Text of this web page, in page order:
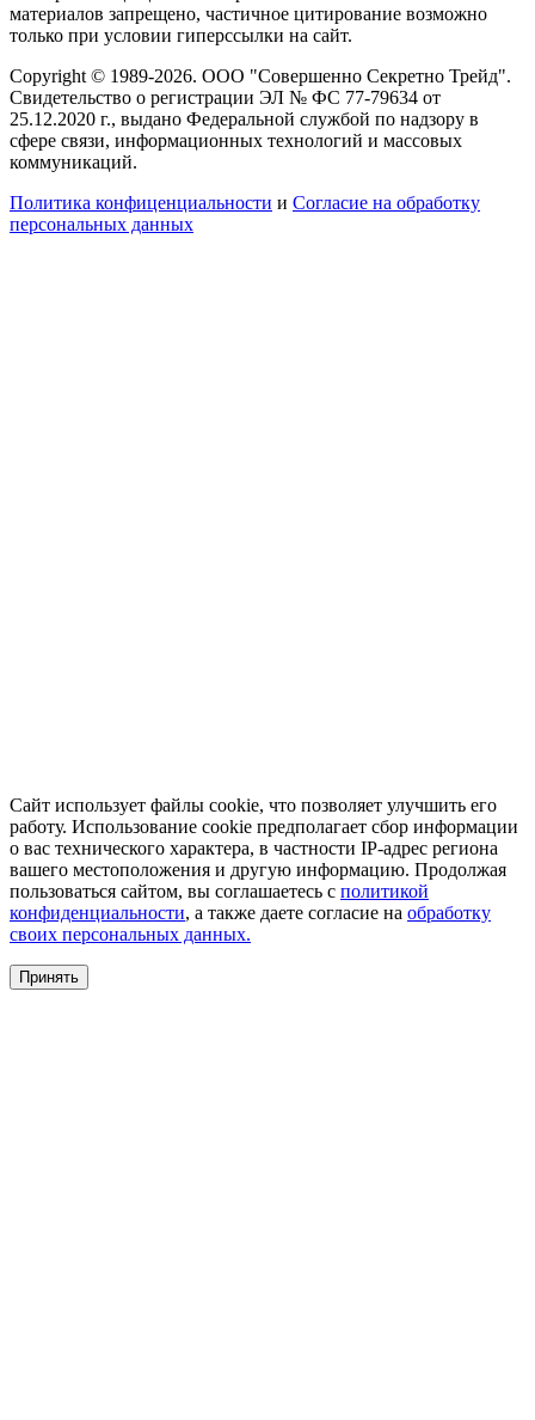
материалов запрещено, частичное цитирование возможно
только при условии гиперссылки на сайт.
Copyright © 1989-2026. ООО "Совершенно Секретно Трейд".
Свидетельство о регистрации ЭЛ № ФС 77-79634 от
25.12.2020 г., выдано Федеральной службой по надзору в
сфере связи, информационных технологий и массовых
коммуникаций.
Политика конфиценциальности и Согласие на обработку
персональных данных
Сайт использует файлы cookie, что позволяет улучшить его
работу. Использование cookie предполагает сбор информации
о вас технического характера, в частности IP-адрес региона
вашего местоположения и другую информацию. Продолжая
пользоваться сайтом, вы соглашаетесь с политикой
конфиденциальности, а также даете согласие на обработку
своих персональных данных.
Принять